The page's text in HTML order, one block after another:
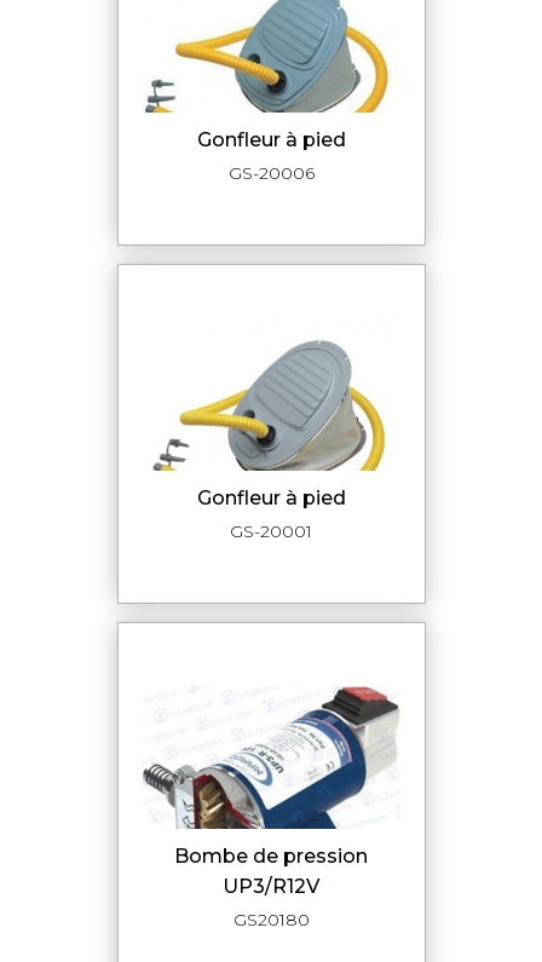
Gonfleur à pied
GS-20006
Gonfleur à pied
GS-20001
Bombe de pression
UP3/R12V
GS20180